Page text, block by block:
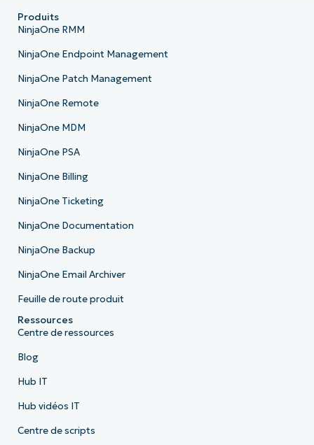
Produits
NinjaOne RMM
NinjaOne Endpoint Management
NinjaOne Patch Management
NinjaOne Remote
NinjaOne MDM
NinjaOne PSA
NinjaOne Billing
NinjaOne Ticketing
NinjaOne Documentation
NinjaOne Backup
NinjaOne Email Archiver
Feuille de route produit
Ressources
Centre de ressources
Blog
Hub IT
Hub vidéos IT
Centre de scripts